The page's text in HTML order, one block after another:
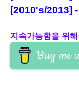
[2010's/2013]
지속가능함을 위해
Buy me